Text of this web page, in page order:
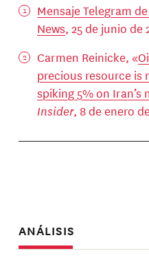
Mensaje Telegram
News, 25 de junio de
Carmen Reinicke, «
precious resource is
spiking 5% on Iran’s
Insider, 8 de enero
ANÁLISIS